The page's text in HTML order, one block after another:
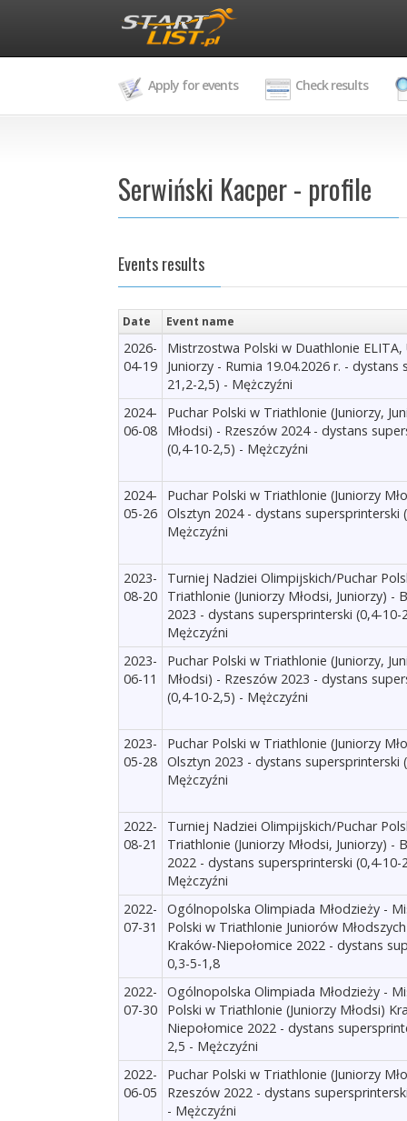
Apply for events Check results
Serwiński Kacper - profile
Events results
Date Event name
2026-
04-19
Mistrzostwa Polski w Duathlonie ELITA,
Juniorzy - Rumia 19.04.2026 r. - dystans
21,2-2,5) - Mężczyźni
2024-
06-08
Puchar Polski w Triathlonie (Juniorzy,
Młodsi) - Rzeszów 2024 - dystans
(0,4-10-2,5) - Mężczyźni
2024-
05-26
Puchar Polski w Triathlonie (Juniorzy
Olsztyn 2024 - dystans supersprinterski
Mężczyźni
2023-
08-20
Turniej Nadziei Olimpijskich/Puchar
Triathlonie (Juniorzy Młodsi, Juniorzy) -
2023 - dystans supersprinterski (0,4-10-
Mężczyźni
2023-
06-11
Puchar Polski w Triathlonie (Juniorzy,
Młodsi) - Rzeszów 2023 - dystans
(0,4-10-2,5) - Mężczyźni
2023-
05-28
Puchar Polski w Triathlonie (Juniorzy
Olsztyn 2023 - dystans supersprinterski
Mężczyźni
2022-
08-21
Turniej Nadziei Olimpijskich/Puchar
Triathlonie (Juniorzy Młodsi, Juniorzy) -
2022 - dystans supersprinterski (0,4-10-
Mężczyźni
2022-
07-31
Ogólnopolska Olimpiada Młodzieży -
Polski w Triathlonie Juniorów
Kraków-Niepołomice 2022 - dystans
0,3-5-1,8
2022-
07-30
Ogólnopolska Olimpiada Młodzieży -
Polski w Triathlonie (Juniorzy Młodsi)
Niepołomice 2022 - dystans
2,5 - Mężczyźni
2022-
06-05
Puchar Polski w Triathlonie (Juniorzy
Rzeszów 2022 - dystans
- Mężczyźni